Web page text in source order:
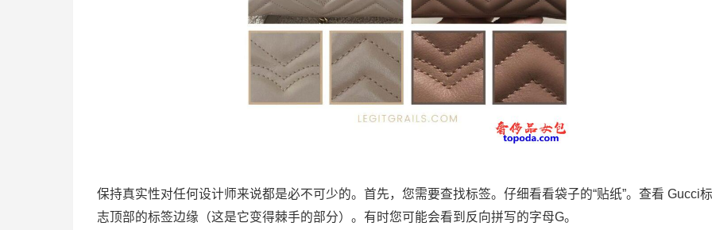
保持真实性对任何设计师来说都是必不可少的。首先，您需要查找标签。仔细看看袋子的“贴纸”。查看 Gucci标
志顶部的标签边缘（这是它变得棘手的部分）。有时您可能会看到反向拼写的字母G。